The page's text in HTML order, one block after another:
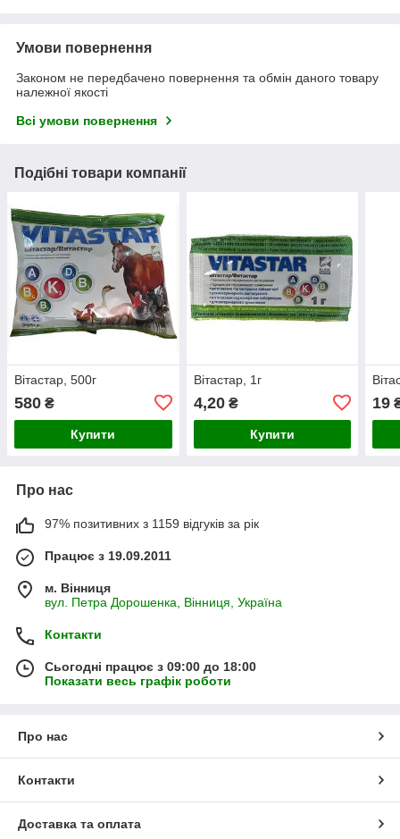
Умови повернення
Законом не передбачено повернення та обмін даного товару
належної якості
Всі умови повернення
Подібні товари компанії
Вітастар, 500г
580 ₴
Купити
Вітастар, 1г
4,20₴
Купити
19
Про нас
97% позитивних з 1159 відгуків за рік
Працює з 19.09.2011
м. Вінниця
вул. Петра Дорошенка, Вінниця, Україна
Контакти
Сьогодні працює з 09:00 до 18:00
Показати весь графік роботи
Про нас
Контакти
Доставка та оплата